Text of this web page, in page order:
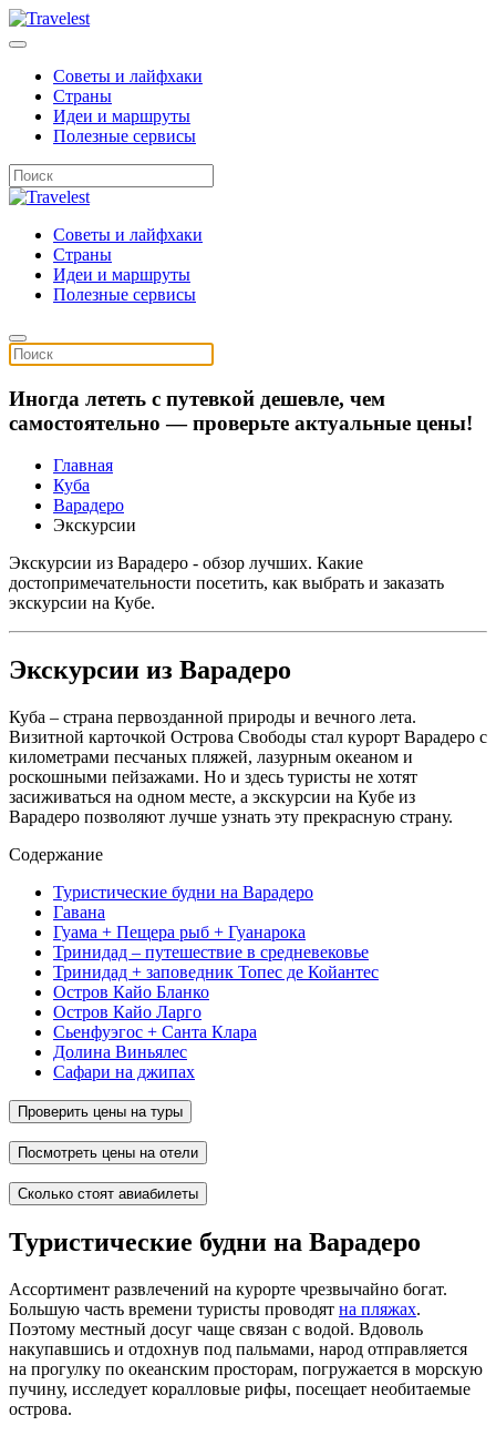
Советы и лайфхаки
Страны
Идеи и маршруты
Полезные сервисы
Советы и лайфхаки
Страны
Идеи и маршруты
Полезные сервисы
Иногда лететь с путевкой дешевле, чем
самостоятельно — проверьте актуальные цены!
Главная
Куба
Варадеро
Экскурсии
Экскурсии из Варадеро - обзор лучших. Какие
достопримечательности посетить, как выбрать и заказать
экскурсии на Кубе.
Экскурсии из Варадеро
Куба – страна первозданной природы и вечного лета.
Визитной карточкой Острова Свободы стал курорт Варадеро с
километрами песчаных пляжей, лазурным океаном и
роскошными пейзажами. Но и здесь туристы не хотят
засиживаться на одном месте, а экскурсии на Кубе из
Варадеро позволяют лучше узнать эту прекрасную страну.
Содержание
Туристические будни на Варадеро
Гавана
Гуама + Пещера рыб + Гуанарока
Тринидад – путешествие в средневековье
Тринидад + заповедник Топес де Койантес
Остров Кайо Бланко
Остров Кайо Ларго
Сьенфуэгос + Санта Клара
Долина Виньялес
Сафари на джипах
Проверить цены на туры
Посмотреть цены на отели
Сколько стоят авиабилеты
Туристические будни на Варадеро
Ассортимент развлечений на курорте чрезвычайно богат.
Большую часть времени туристы проводят на пляжах.
Поэтому местный досуг чаще связан с водой. Вдоволь
накупавшись и отдохнув под пальмами, народ отправляется
на прогулку по океанским просторам, погружается в морскую
пучину, исследует коралловые рифы, посещает необитаемые
острова.